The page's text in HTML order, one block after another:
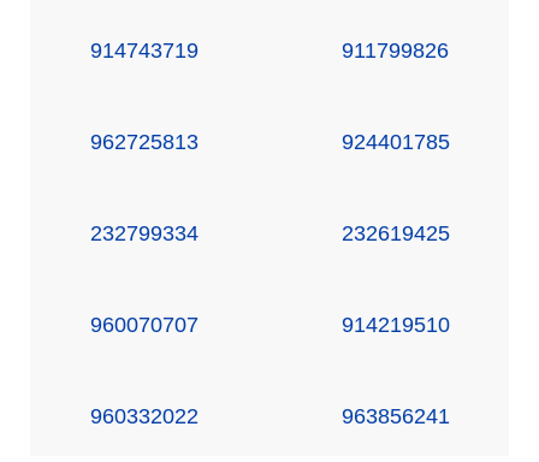
914743719 911799826
962725813 924401785
232799334 232619425
960070707 914219510
960332022 963856241